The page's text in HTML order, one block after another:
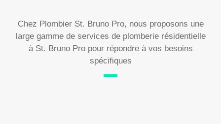
Chez Plombier St. Bruno Pro, nous proposons une
large gamme de services de plomberie résidentielle
à St. Bruno Pro pour répondre à vos besoins
spécifiques